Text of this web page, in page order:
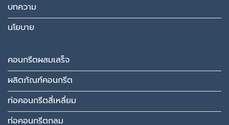
บทความ
นโยบาย
คอนกรีตผสมเสร็จ
ผลิตภัณฑ์คอนกรีต
ท่อคอนกรีตสี่เหลี่ยม
ท่อคอนกรีตกลม